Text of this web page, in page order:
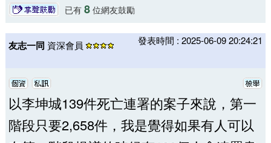
已有 8位網友鼓勵
友志一同 資深會員 發表時間 : 2025-06-09 20:24:21
以李坤城139件死亡連署的案子來說，第一
階段只要2,658件，我是覺得如果有人可以